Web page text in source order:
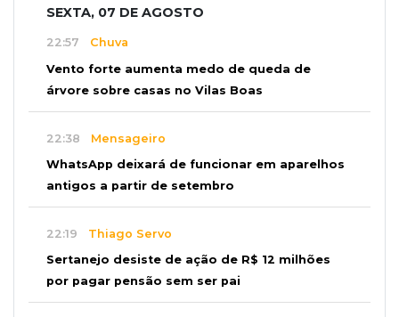
SEXTA, 07 DE AGOSTO
22:57 Chuva
Vento forte aumenta medo de queda de
árvore sobre casas no Vilas Boas
22:38 Mensageiro
WhatsApp deixará de funcionar em aparelhos
antigos a partir de setembro
22:19 Thiago Servo
Sertanejo desiste de ação de R$ 12 milhões
por pagar pensão sem ser pai